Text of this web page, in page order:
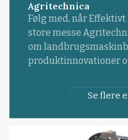
Agritechnica
Følg med, når
store messe
om
produktinnovationer
Se flere